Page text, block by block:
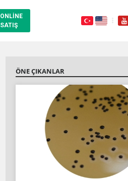
ONLİNE
SATIŞ
ÖNE ÇIKANLAR